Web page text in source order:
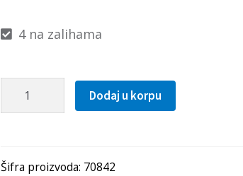
4 na zalihama
Distantni
komada)
Dodaj u korpu
Šifra proizvoda: 70842